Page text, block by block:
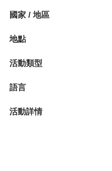
國家 / 地區
地點
活動類型
語言
活動詳情